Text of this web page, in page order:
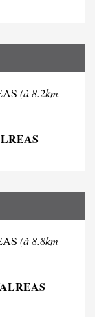
(à 8.2km
(à 8.8km